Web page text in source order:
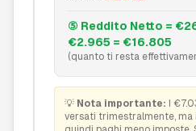
⑤ Reddito Netto =
€2.965 = €16.805
(quanto ti resta
💡 Nota importante: I
versati trimestralmente, ma